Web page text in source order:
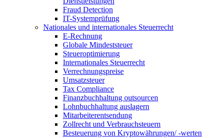
Fraud Detection
IT-Systemprüfung
Nationales und internationales Steuerrecht
E-Rechnung
Globale Mindeststeuer
Steueroptimierung
Internationales Steuerrecht
Verrechnungspreise
Umsatzsteuer
Tax Compliance
Finanzbuchhaltung outsourcen
Lohnbuchhaltung auslagern
Mitarbeiterentsendung
Zollrecht und Verbrauchsteuern
Besteuerung von Kryptowährungen/ -werten